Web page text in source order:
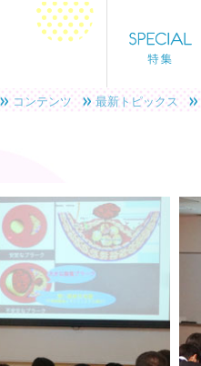
コンテンツ 最新トピックス